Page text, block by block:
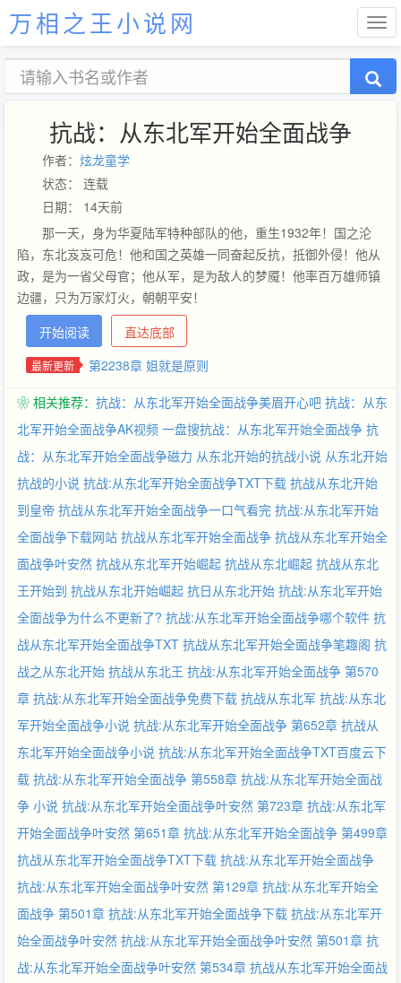
万相之王小说网
抗战：从东北军开始全面战争
作者： 炫龙童学
状态： 连载
日期： 14天前
那一天，身为华夏陆军特种部队的他，重生1932年！国之沦
陷，东北岌岌可危！他和国之英雄一同奋起反抗，抵御外侵！他从
政，是为一省父母官；他从军，是为敌人的梦魇！他率百万雄师镇
边疆，只为万家灯火，朝朝平安！
开始阅读
直达底部
最新更新 第2238章 姐就是原则
❀ 相关推荐： 抗战：从东北军开始全面战争美眉开心吧 抗战：从东
北军开始全面战争AK视频 一盘搜抗战：从东北军开始全面战争 抗
战：从东北军开始全面战争磁力 从东北开始的抗战小说 从东北开始
抗战的小说 抗战:从东北军开始全面战争TXT下载 抗战从东北开始
到皇帝 抗战从东北军开始全面战争一口气看完 抗战:从东北军开始
全面战争下载网站 抗战从东北军开始全面战争 抗战从东北军开始全
面战争叶安然 抗战从东北军开始崛起 抗战从东北崛起 抗战从东北
王开始到 抗战从东北开始崛起 抗日从东北开始 抗战:从东北军开始
全面战争为什么不更新了? 抗战:从东北军开始全面战争哪个软件 抗
战从东北军开始全面战争TXT 抗战从东北军开始全面战争笔趣阁 抗
战之从东北开始 抗战从东北王 抗战:从东北军开始全面战争 第570
章 抗战:从东北军开始全面战争免费下载 抗战从东北军 抗战:从东北
军开始全面战争小说 抗战:从东北军开始全面战争 第652章 抗战从
东北军开始全面战争小说 抗战:从东北军开始全面战争TXT百度云下
载 抗战:从东北军开始全面战争 第558章 抗战:从东北军开始全面战
争 小说 抗战:从东北军开始全面战争叶安然 第723章 抗战:从东北军
开始全面战争叶安然 第651章 抗战:从东北军开始全面战争 第499章
抗战从东北军开始全面战争TXT下载 抗战:从东北军开始全面战争
抗战:从东北军开始全面战争叶安然 第129章 抗战:从东北军开始全
面战争 第501章 抗战:从东北军开始全面战争下载 抗战:从东北军开
始全面战争叶安然 抗战:从东北军开始全面战争叶安然 第501章 抗
战:从东北军开始全面战争叶安然 第534章 抗战从东北军开始全面战